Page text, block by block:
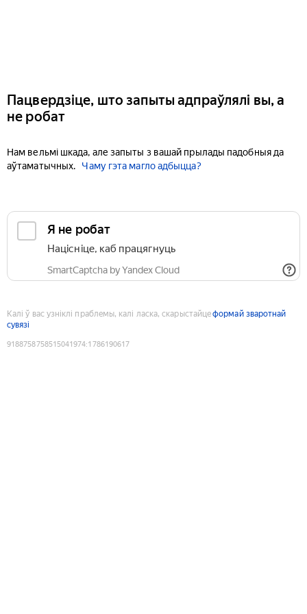
Пацвердзіце, што запыты адпраўлялі вы, а
не робат
Нам вельмі шкада, але запыты з вашай прылады падобныя да
аўтаматычных.
Чаму гэта магло адбыцца?
Я не робат
Націсніце, каб працягнуць
SmartCaptcha by Yandex Cloud
Калі ў вас узніклі праблемы, калі ласка, скарыстайцеформай зваротнай
сувязі
9188758758515041974:1786190617